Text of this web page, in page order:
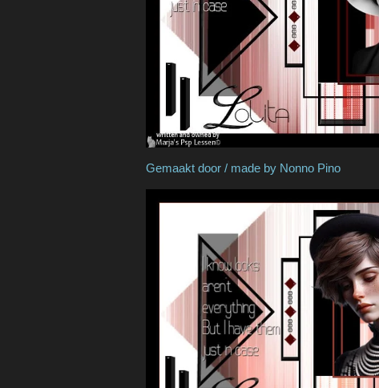
Gemaakt door / made by